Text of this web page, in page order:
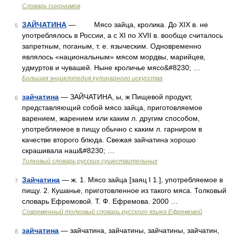
Словарь синонимов
5 ЗАЙЧАТИНА — Мясо зайца, кролика. До XIX в. не
употреблялось в России, а с XI по XVII в. вообще считалось
запретным, поганым, т. е. языческим. Одновременно
являлось «национальным» мясом мордвы, марийцев,
удмуртов и чувашей. Ныне кроличье мясо&#8230; …
Большая энциклопедия кулинарного искусства
6 зайчатина — ЗАЙЧАТИНА, ы, ж Пищевой продукт,
представляющий собой мясо зайца, приготовляемое
варением, жарением или каким л. другим способом,
употребляемое в пищу обычно с каким л. гарниром в
качестве второго блюда. Свежая зайчатина хорошо
скрашивала наш&#8230; …
Толковый словарь русских существительных
7 Зайчатина — ж. 1. Мясо зайца [заяц I 1.], употребляемое в
пищу. 2. Кушанье, приготовленное из такого мяса. Толковый
словарь Ефремовой. Т. Ф. Ефремова. 2000 …
Современный толковый словарь русского языка Ефремовой
8 зайчатина — зайчатина, зайчатины, зайчатины, зайчатин,